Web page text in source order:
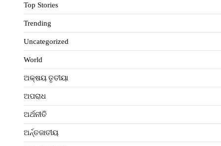
Top Stories
Trending
Uncategorized
World
ଅକ୍ଷୟ ତୃତୀୟା
ଅପରାଧ
ଅର୍ଥନୀତି
ଅର୍ନ୍ତଜାତୀୟ